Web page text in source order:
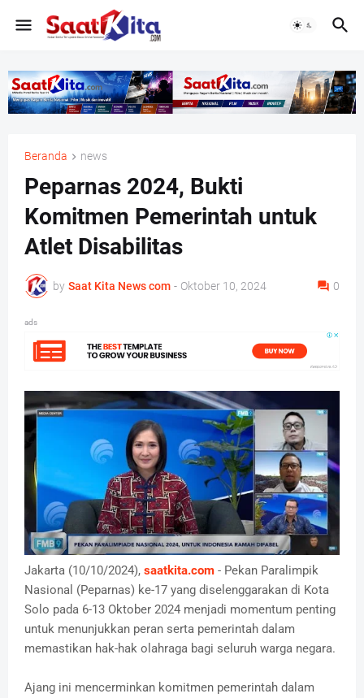
Beranda news
Peparnas 2024, Bukti
Komitmen Pemerintah untuk
Atlet Disabilitas
by Saat Kita News com - Oktober 10, 2024 0
ads
Jakarta (10/10/2024), saatkita.com - Pekan Paralimpik
Nasional (Peparnas) ke-17 yang diselenggarakan di Kota
Solo pada 6-13 Oktober 2024 menjadi momentum penting
untuk menunjukkan peran serta pemerintah dalam
memastikan hak-hak olahraga bagi seluruh warga negara.
Ajang ini mencerminkan komitmen pemerintah dalam